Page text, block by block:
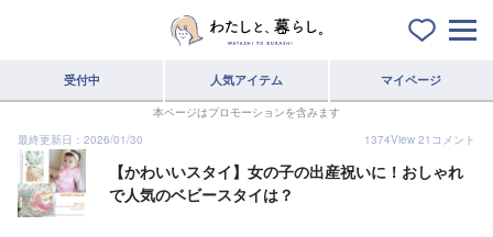
受付中 人気アイテム マイページ
本ページはプロモーションを含みます
最終更新日：2026/01/30
1374View 21 コメント
【かわいいスタイ】女の子の出産祝いに！おしゃれ
で人気のベビースタイは？